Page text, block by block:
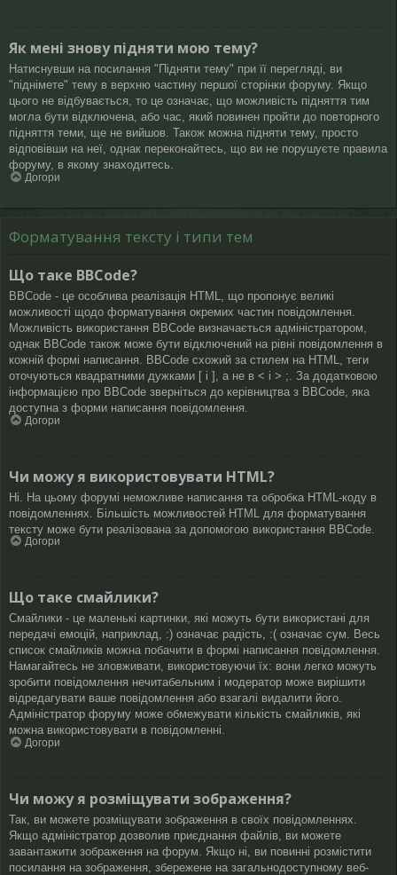
Як мені знову підняти мою тему?
Натиснувши на посилання "Підняти тему" при її перегляді, ви
"піднімете" тему в верхню частину першої сторінки форуму. Якщо
цього не відбувається, то це означає, що можливість підняття тим
могла бути відключена, або час, який повинен пройти до повторного
підняття теми, ще не вийшов. Також можна підняти тему, просто
відповівши на неї, однак переконайтесь, що ви не порушуєте правила
форуму, в якому знаходитесь.
Догори
Форматування тексту і типи тем
Що таке BBCode?
BBCode - це особлива реалізація HTML, що пропонує великі
можливості щодо форматування окремих частин повідомлення.
Можливість використання BBCode визначається адміністратором,
однак BBCode також може бути відключений на рівні повідомлення в
кожній формі написання. BBCode схожий за стилем на HTML, теги
оточуються квадратними дужками [ і ], а не в < і > ;. За додатковою
інформацією про BBCode зверніться до керівництва з BBCode, яка
доступна з форми написання повідомлення.
Догори
Чи можу я використовувати HTML?
Ні. На цьому форумі неможливе написання та обробка HTML-коду в
повідомленнях. Більшість можливостей HTML для форматування
тексту може бути реалізована за допомогою використання BBCode.
Догори
Що таке смайлики?
Смайлики - це маленькі картинки, які можуть бути використані для
передачі емоцій, наприклад, :) означає радість, :( означає сум. Весь
список смайликів можна побачити в формі написання повідомлення.
Намагайтесь не зловживати, використовуючи їх: вони легко можуть
зробити повідомлення нечитабельним і модератор може вирішити
відредагувати ваше повідомлення або взагалі видалити його.
Адміністратор форуму може обмежувати кількість смайликів, які
можна використовувати в повідомленні.
Догори
Чи можу я розміщувати зображення?
Так, ви можете розміщувати зображення в своїх повідомленнях.
Якщо адміністратор дозволив приєднання файлів, ви можете
завантажити зображення на форум. Якщо ні, ви повинні розмістити
посилання на зображення, збережене на загальнодоступному веб-